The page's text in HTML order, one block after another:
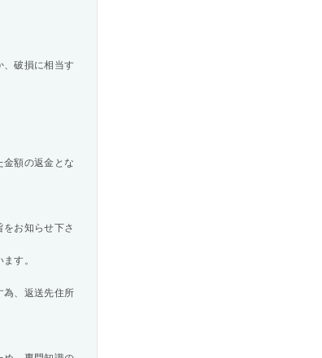
、破損に相当す
金額の返金とな
お知らせ下さ
す。
為、返送先住所